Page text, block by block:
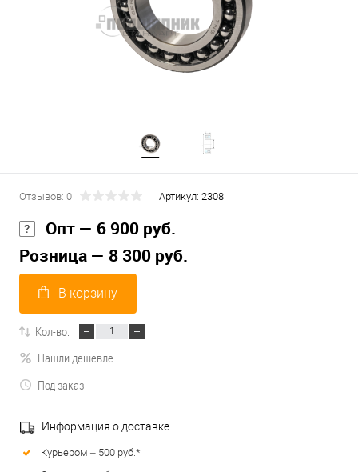
Отзывов: 0 Артикул: 2308
Опт — 6 900 руб.
Розница — 8 300 руб.
В корзину
Кол-во:
Нашли дешевле
Под заказ
Информация о доставке
Курьером – 500 руб.*